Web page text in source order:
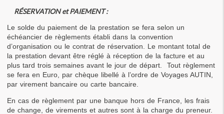
RÉSERVATION et PAIEMENT :
Le solde du paiement de la prestation se fera selon un
échéancier de règlements établi dans la convention
d’organisation ou le contrat de réservation. Le montant total de
la prestation devant être réglé à réception de la facture et au
plus tard trois semaines avant le jour de départ.  Tout règlement
se fera en Euro, par chèque libellé à l’ordre de Voyages AUTIN,
par virement bancaire ou carte bancaire.
En cas de règlement par une banque hors de France, les frais
de change, de virements et autres sont à la charge du preneur.